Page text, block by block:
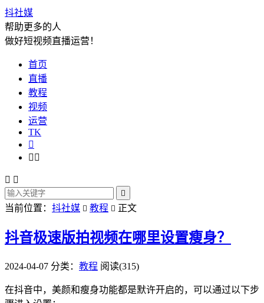
抖社媒
帮助更多的人
做好短视频直播运营！
首页
直播
教程
视频
运营
TK

 
 

当前位置： 抖社媒  教程  正文
抖音极速版拍视频在哪里设置瘦身？
2024-04-07 分类： 教程 阅读(315)
在抖音中，美颜和瘦身功能都是默许开启的，可以通过以下步